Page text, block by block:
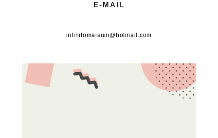
E-MAIL
infinitomaisum@hotmail.com